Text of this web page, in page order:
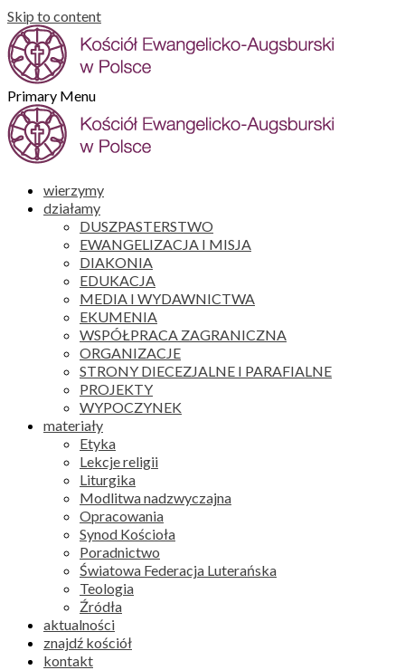
Skip to content
Primary Menu
wierzymy
działamy
DUSZPASTERSTWO
EWANGELIZACJA I MISJA
DIAKONIA
EDUKACJA
MEDIA I WYDAWNICTWA
EKUMENIA
WSPÓŁPRACA ZAGRANICZNA
ORGANIZACJE
STRONY DIECEZJALNE I PARAFIALNE
PROJEKTY
WYPOCZYNEK
materiały
Etyka
Lekcje religii
Liturgika
Modlitwa nadzwyczajna
Opracowania
Synod Kościoła
Poradnictwo
Światowa Federacja Luterańska
Teologia
Źródła
aktualności
znajdź kościół
kontakt